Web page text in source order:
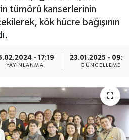
tümörü kanserlerinin
kök hücre bağışının
- 17:19
YAYINLANMA
23.01.2025 -
GÜNCELLEME